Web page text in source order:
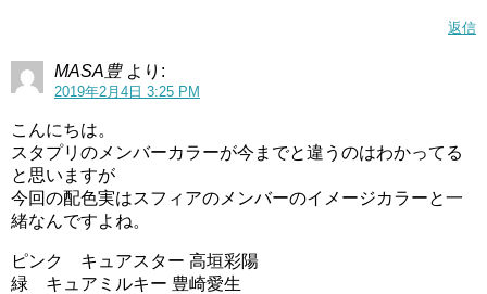
返信
MASA豊 より:
2019年2月4日 3:25 PM
こんにちは。
スタプリのメンバーカラーが今までと違うのはわかってる
と思いますが
今回の配色実はスフィアのメンバーのイメージカラーと一
緒なんですよね。
ピンク キュアスター 高垣彩陽
緑 キュアミルキー 豊崎愛生